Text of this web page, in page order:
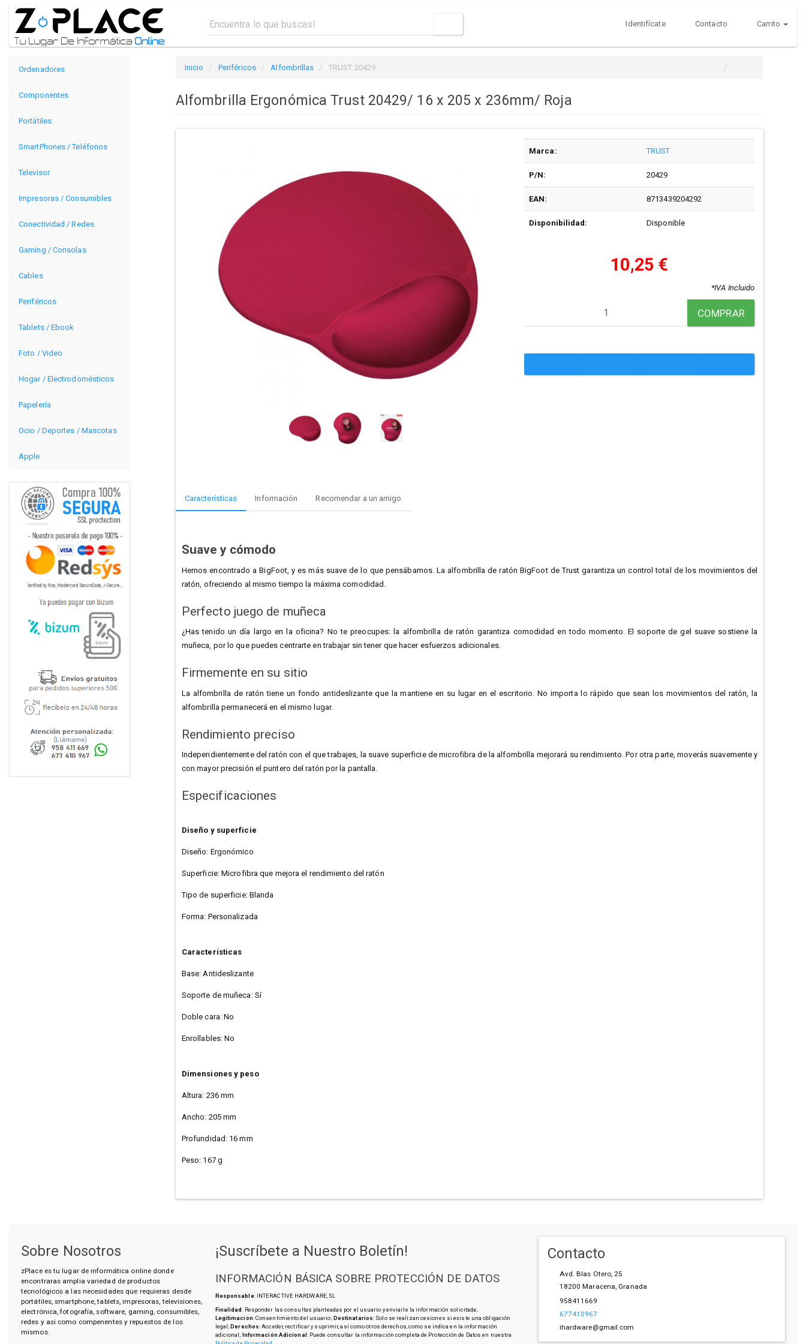
Identifícate Contacto Carrito
Ordenadores
Componentes
Portátiles
SmartPhones / Teléfonos
Televisor
Impresoras / Consumibles
Conectividad / Redes
Gaming / Consolas
Cables
Periféricos
Tablets / Ebook
Foto / Video
Hogar / Electrodomésticos
Papelería
Ocio / Deportes / Mascotas
Apple
Inicio Periféricos Alfombrillas TRUST 20429
Alfombrilla Ergonómica Trust 20429/ 16 x 205 x 236mm/ Roja
Marca: TRUST
P/N: 20429
EAN: 8713439204292
Disponibilidad: Disponible
10,25 €
*IVA Incluido
COMPRAR
Características Información Recomendar a un amigo
Suave y cómodo
Hemos encontrado a BigFoot, y es más suave de lo que pensábamos. La alfombrilla de ratón BigFoot de Trust garantiza un control total de los movimientos del
ratón, ofreciendo al mismo tiempo la máxima comodidad.
Perfecto juego de muñeca
¿Has tenido un día largo en la oficina? No te preocupes: la alfombrilla de ratón garantiza comodidad en todo momento. El soporte de gel suave sostiene la
muñeca, por lo que puedes centrarte en trabajar sin tener que hacer esfuerzos adicionales.
Firmemente en su sitio
La alfombrilla de ratón tiene un fondo antideslizante que la mantiene en su lugar en el escritorio. No importa lo rápido que sean los movimientos del ratón, la
alfombrilla permanecerá en el mismo lugar.
Rendimiento preciso
Independientemente del ratón con el que trabajes, la suave superficie de microfibra de la alfombrilla mejorará su rendimiento. Por otra parte, moverás suavemente y
con mayor precisión el puntero del ratón por la pantalla.
Especificaciones
Diseño y superficie
Diseño: Ergonómico
Superficie: Microfibra que mejora el rendimiento del ratón
Tipo de superficie: Blanda
Forma: Personalizada
Características
Base: Antideslizante
Soporte de muñeca: Sí
Doble cara: No
Enrollables: No
Dimensiones y peso
Altura: 236 mm
Ancho: 205 mm
Profundidad: 16 mm
Peso: 167 g
Sobre Nosotros
zPlace es tu lugar de informática online donde
encontraras amplia variedad de productos
tecnológicos a las necesidades que requieras desde
portátiles, smartphone, tablets, impresoras, televisiones,
electrónica, fotografía, software, gaming, consumibles,
redes y asi como compenentes y repuestos de los
mismos.
¡Suscríbete a Nuestro Boletín!
INFORMACIÓN BÁSICA SOBRE PROTECCIÓN DE DATOS
Responsable: INTERACTIVE HARDWARE, SL
Finalidad: Responder las consultas planteadas por el usuario y enviarle la información solicitada;
Legitimación: Consentimiento del usuario;Destinatarios: Solo se realizan cesiones si existe una obligación
legal;Derechos: Acceder, rectificar y suprimir, así como otros derechos, como se indica en la información
adicional; Información Adicional: Puede consultar la información completa de Protección de Datos en nuestra
Contacto
Avd. Blas Otero, 25
18200 Maracena, Granada
958411669
677410967
ihardware@gmail.com